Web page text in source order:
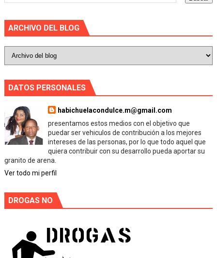
ARCHIVO DEL BLOG
DATOS PERSONALES
habichuelacondulce.m@gmail.com
presentamos estos medios con el objetivo que
puedar ser vehiculos de contribución a los mejores
intereses de las personas, por lo que todo aquel que
quiera contribuir con su desarrollo pueda aportar su
granito de arena.
Ver todo mi perfil
DROGAS NO